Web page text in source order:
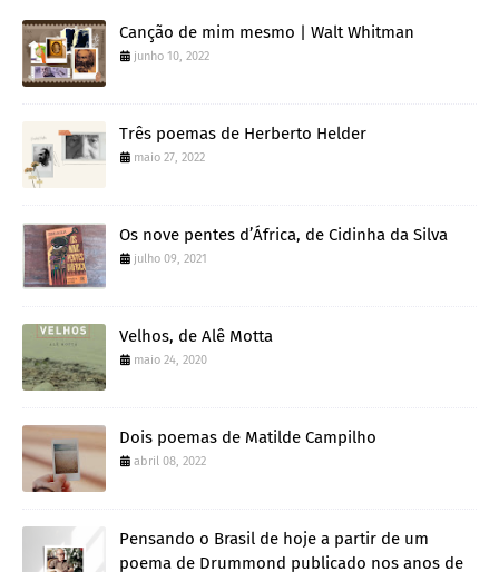
Canção de mim mesmo | Walt Whitman
junho 10, 2022
Três poemas de Herberto Helder
maio 27, 2022
Os nove pentes d’África, de Cidinha da Silva
julho 09, 2021
Velhos, de Alê Motta
maio 24, 2020
Dois poemas de Matilde Campilho
abril 08, 2022
Pensando o Brasil de hoje a partir de um
poema de Drummond publicado nos anos de